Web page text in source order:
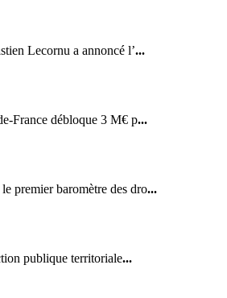
Lecornu a annoncé l’...
France débloque 3 M€ p...
premier baromètre des dro...
publique territoriale...